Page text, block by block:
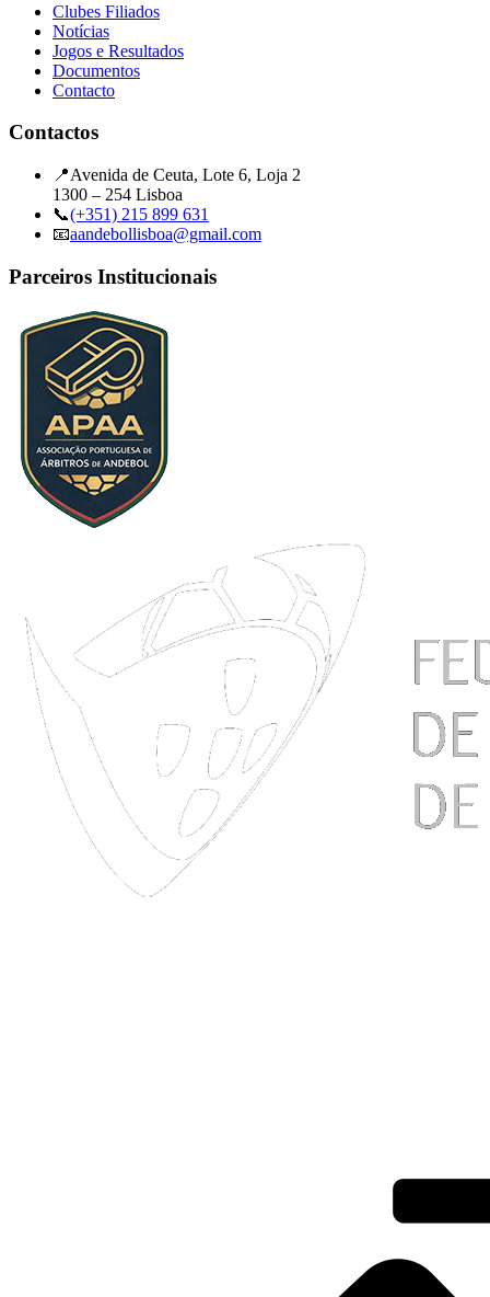
Clubes Filiados
Notícias
Jogos e Resultados
Documentos
Contacto
Contactos
📍Avenida de Ceuta, Lote 6, Loja 2
1300 – 254 Lisboa
📞(+351) 215 899 631
📧aandebollisboa@gmail.com
Parceiros Institucionais